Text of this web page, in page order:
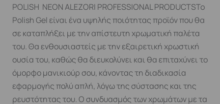
POLISH NEON ALEZORI PROFESSIONAL PRODUCTSΤο
Polish Gel είναι ένα υψηλής ποιότητας προϊόν που θα
σε καταπλήξει με την απίστευτη χρωματική παλέτα
του. Θα ενθουσιαστείς με την εξαιρετική χρωστική
ουσία του, καθώς θα διευκολύνει και θα επιταχύνει το
όμορφο μανικιούρ σου, κάνοντας τη διαδικασία
εφαρμογής πολύ απλή, λόγω της σύστασης και της
ρευστότητας του. Ο συνδυασμός των χρωμάτων με τα